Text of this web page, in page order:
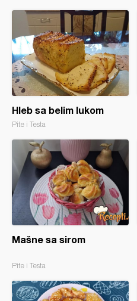
Hleb sa belim lukom
Pite i Testa
Mašne sa sirom
Pite i Testa